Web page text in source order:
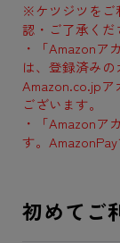
※ケツジツをご
認・ご了承くだ
・「Amazonア
は、登録済み
Amazon.co.jp
ございます。
・「Amazonア
す。
初めてご